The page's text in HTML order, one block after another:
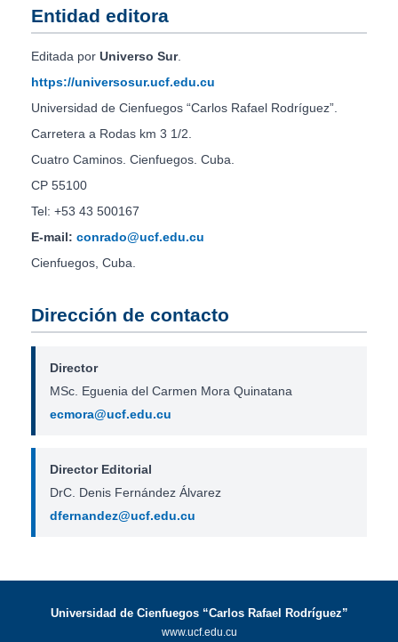
Entidad editora
Editada por Universo Sur.
https://universosur.ucf.edu.cu
Universidad de Cienfuegos “Carlos Rafael Rodríguez”.
Carretera a Rodas km 3 1/2.
Cuatro Caminos. Cienfuegos. Cuba.
CP 55100
Tel: +53 43 500167
E-mail: conrado@ucf.edu.cu
Cienfuegos, Cuba.
Dirección de contacto
Director
MSc. Eguenia del Carmen Mora Quinatana
ecmora@ucf.edu.cu
Director Editorial
DrC. Denis Fernández Álvarez
dfernandez@ucf.edu.cu
Universidad de Cienfuegos “Carlos Rafael Rodríguez”
www.ucf.edu.cu